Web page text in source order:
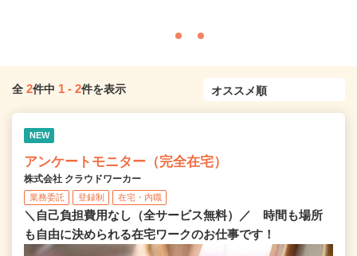
全 2件中 1 - 2件を表示
NEW
アンケートモニター（完全在宅）
株式会社 クラウドワーカー
業務委託 登録制 在宅・内職
＼自己負担費用なし（全サービス無料）／ 時間も場所
も自由に決められる在宅ワークのお仕事です！